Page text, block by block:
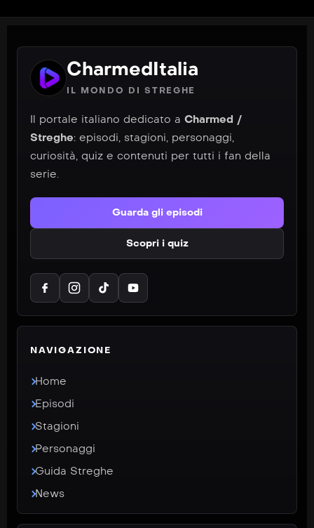
CharmedItalia
IL MONDO DI STREGHE
Il portale italiano dedicato a Charmed /
Streghe: episodi, stagioni, personaggi,
curiosità, quiz e contenuti per tutti i fan della
serie.
Guarda gli episodi
Scopri i quiz
NAVIGAZIONE
Home
Episodi
Stagioni
Personaggi
Guida Streghe
News